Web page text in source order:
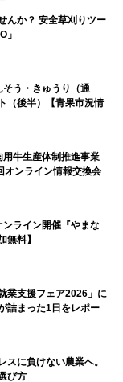
んか？ 安全草刈りツー
」
う・きゅうり（通
（後半）【青果市況情
牛生産体制推進事業
オンライン情報交換会
ライン開催『やまな
無料】
業支援フェア2026」に
詰まった1日をレポー
スに負けない農業へ。
び方